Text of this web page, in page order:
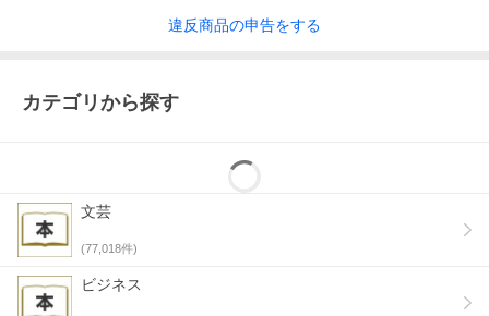
違反商品の申告をする
カテゴリから探す
文芸
(77,018件)
ビジネス